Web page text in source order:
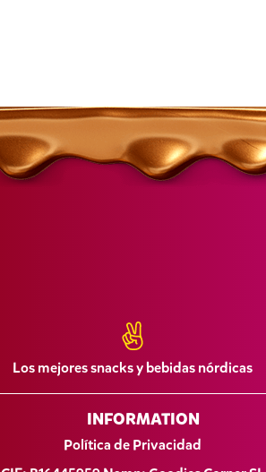
Los mejores snacks y bebidas nórdicas
INFORMATION
Política de Privacidad